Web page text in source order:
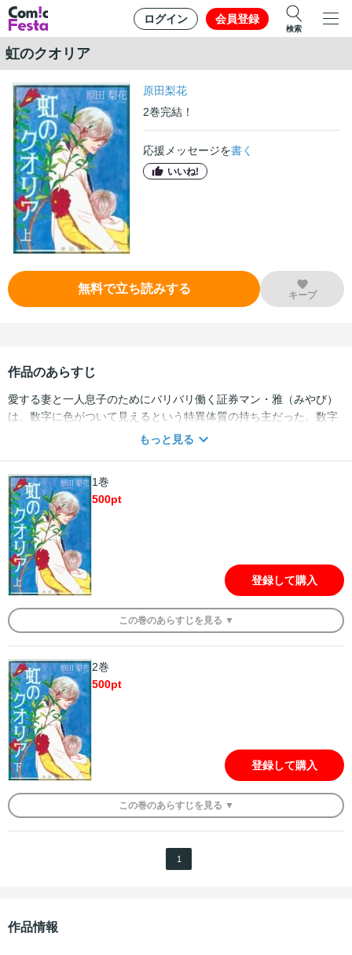
ログイン 会員登録
検索
虹のクオリア
原田梨花
2巻完結！
応援メッセージを書く
いいね!
無料で立ち読みする キープ
作品のあらすじ
愛する妻と一人息子のためにバリバリ働く証券マン・雅（みやび）
は、数字に色がついて見えるという特異体質の持ち主だった。数字
の連なりは綺麗な虹色のグラデーションを描くのだ。仕事も家庭も
付ける妻。一人息子も引き取られ、孤独の中に落ちた雅は仕事を辞
め、その日から数字も色を失った。そんなとき、父親の知り合いだ
という人物が、案内したい場所があると訪ねてきた。なんとそれは
父親が残した探偵事務所だった！灰色の世界で、雅は第２の人生を
歩み出す――。 ※扶桑社より刊行された文庫を再編集したもので
す。
もっと見る
1巻
500pt
登録して購入
この巻のあらすじを 見る ▼
2巻
500pt
登録して購入
この巻のあらすじを 見る ▼
1
作品情報